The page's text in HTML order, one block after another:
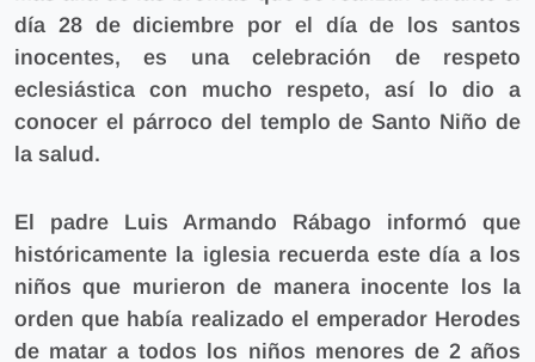
día 28 de diciembre por el día de los santos
inocentes, es una celebración de respeto
eclesiástica con mucho respeto, así lo dio a
conocer el párroco del templo de Santo Niño de
la salud.
El padre Luis Armando Rábago informó que
históricamente la iglesia recuerda este día a los
niños que murieron de manera inocente los la
orden que había realizado el emperador Herodes
de matar a todos los niños menores de 2 años